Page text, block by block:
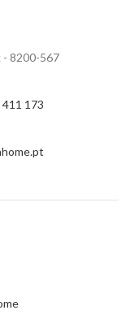
- 8200-567
173